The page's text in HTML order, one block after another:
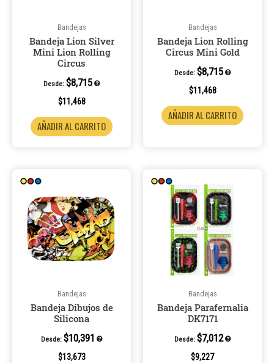
Bandejas
Bandeja Lion Silver
Mini Lion Rolling
Circus
Desde: $8,715
$11,468
AÑADIR AL CARRITO
Bandejas
Bandeja Lion Rolling
Circus Mini Gold
Desde: $8,715
$11,468
AÑADIR AL CARRITO
Bandejas
Bandeja Dibujos de
Silicona
Desde: $10,391
$13,673
Bandejas
Bandeja Parafernalia
DK7171
Desde: $7,012
$9,227